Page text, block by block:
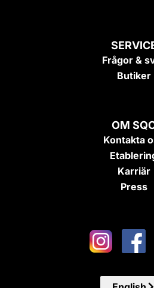
Frågor &
Butiker
OM
Kontakta
Karriär
Press